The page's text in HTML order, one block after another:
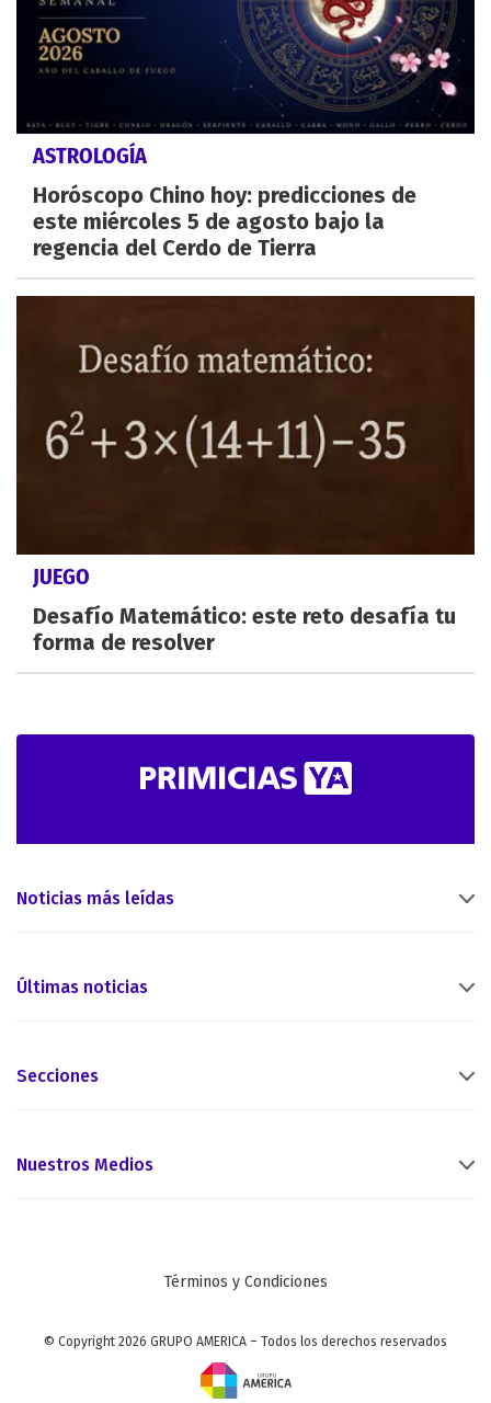
ASTROLOGÍA
Horóscopo Chino hoy: predicciones de
este miércoles 5 de agosto bajo la
regencia del Cerdo de Tierra
JUEGO
Desafío Matemático: este reto desafía tu
forma de resolver
Noticias más leídas
Últimas noticias
Secciones
Nuestros Medios
Términos y Condiciones
© Copyright 2026 GRUPO AMERICA – Todos los derechos reservados